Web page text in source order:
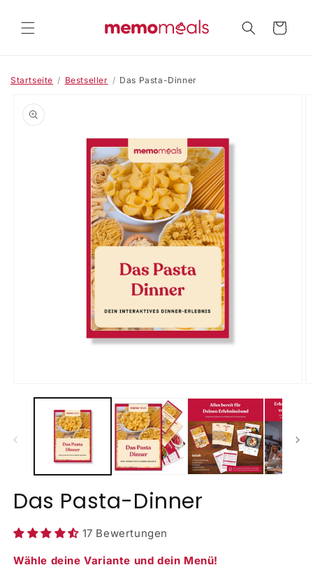
Inhalt
Warenkorb
Startseite / Bestseller / Das Pasta-Dinner
Das Pasta-Dinner
17 Bewertungen
Wähle deine Variante und dein Menü!